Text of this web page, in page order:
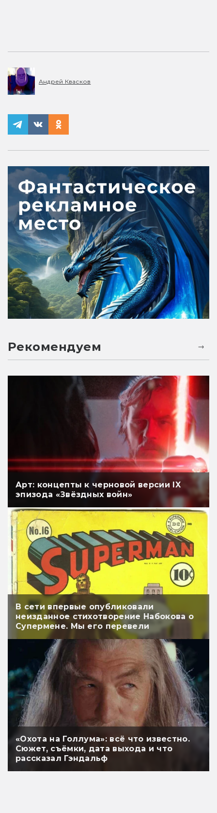
Андрей Квасков
Рекомендуем
Арт: концепты к черновой версии IX
эпизода «Звёздных войн»
В сети впервые опубликовали
неизданное стихотворение Набокова о
Супермене. Мы его перевели
«Охота на Голлума»: всё что известно.
Сюжет, съёмки, дата выхода и что
рассказал Гэндальф